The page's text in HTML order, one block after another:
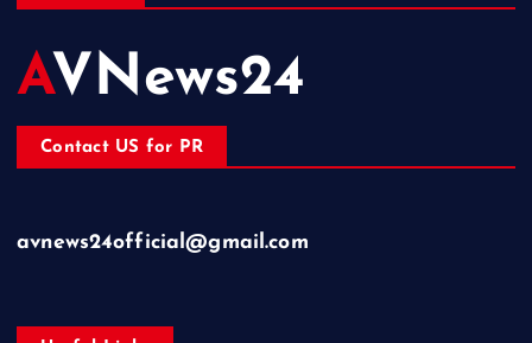
AVNews24
Contact US for PR
avnews24official@gmail.com